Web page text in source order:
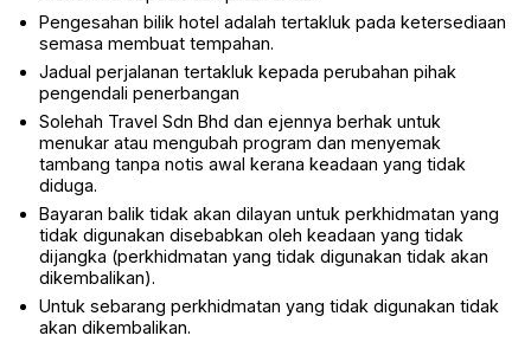
Pengesahan bilik hotel adalah tertakluk pada ketersediaan
semasa membuat tempahan.
Jadual perjalanan tertakluk kepada perubahan pihak
pengendali penerbangan
Solehah Travel Sdn Bhd dan ejennya berhak untuk
menukar atau mengubah program dan menyemak
tambang tanpa notis awal kerana keadaan yang tidak
diduga.
Bayaran balik tidak akan dilayan untuk perkhidmatan yang
tidak digunakan disebabkan oleh keadaan yang tidak
dijangka (perkhidmatan yang tidak digunakan tidak akan
dikembalikan).
Untuk sebarang perkhidmatan yang tidak digunakan tidak
akan dikembalikan.